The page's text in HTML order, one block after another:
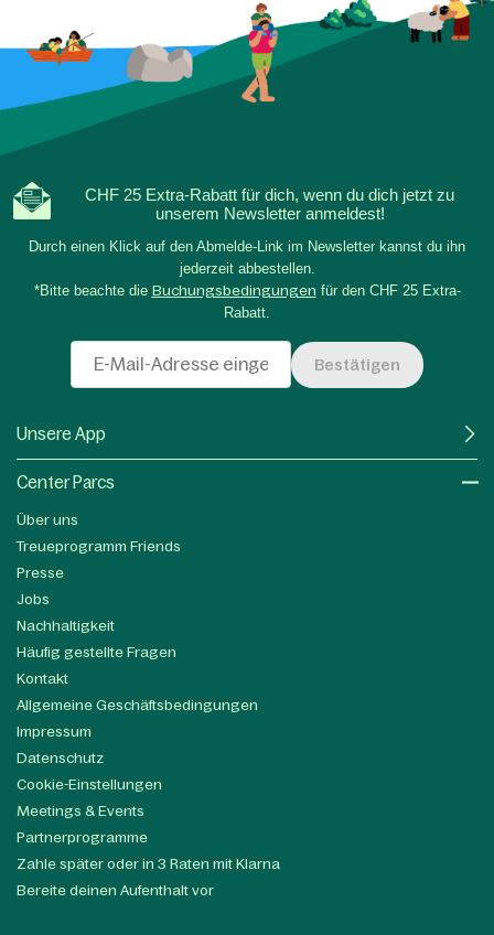
CHF 25 Extra-Rabatt für dich, wenn du dich jetzt zu
unserem Newsletter anmeldest!
Durch einen Klick auf den Abmelde-Link im Newsletter kannst du ihn
jederzeit abbestellen.
*Bitte beachte die Buchungsbedingungen für den CHF 25 Extra-
Rabatt.
Bestätigen
Unsere App
Center Parcs
Über uns
Treueprogramm Friends
Presse
Jobs
Nachhaltigkeit
Häufig gestellte Fragen
Kontakt
Allgemeine Geschäftsbedingungen
Impressum
Datenschutz
Cookie-Einstellungen
Meetings & Events
Partnerprogramme
Zahle später oder in 3 Raten mit Klarna
Bereite deinen Aufenthalt vor